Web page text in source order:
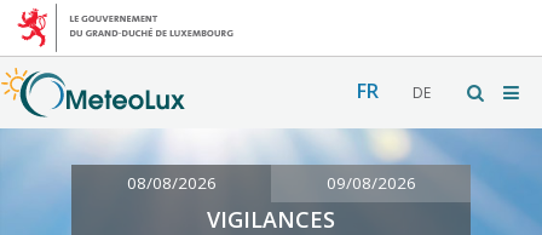
FR DE
08/08/2026 09/08/2026
VIGILANCES